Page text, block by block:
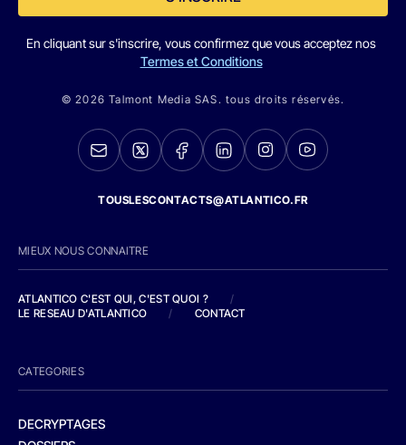
En cliquant sur s'inscrire, vous confirmez que vous acceptez nos
Termes et Conditions
© 2026 Talmont Media SAS. tous droits réservés.
TOUSLESCONTACTS@ATLANTICO.FR
MIEUX NOUS CONNAITRE
ATLANTICO C'EST QUI, C'EST QUOI ?
/
LE RESEAU D'ATLANTICO
/ CONTACT
CATEGORIES
DECRYPTAGES